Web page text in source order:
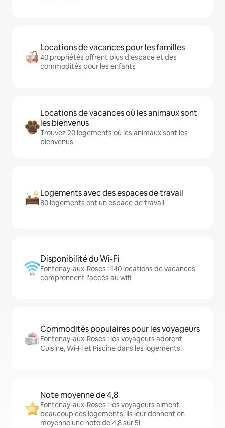
Locations de vacances pour les familles
40 propriétés offrent plus d'espace et des
commodités pour les enfants
Locations de vacances où les animaux sont
les bienvenus
Trouvez 20 logements où les animaux sont les
bienvenus
Logements avec des espaces de travail
80 logements ont un espace de travail
Disponibilité du Wi-Fi
Fontenay-aux-Roses : 140 locations de vacances
comprennent l'accès au wifi
Commodités populaires pour les voyageurs
Fontenay-aux-Roses : les voyageurs adorent
Cuisine, Wi-Fi et Piscine dans les logements.
Note moyenne de 4,8
Fontenay-aux-Roses : les voyageurs aiment
beaucoup ces logements. Ils leur donnent en
moyenne une note de 4,8 sur 5!